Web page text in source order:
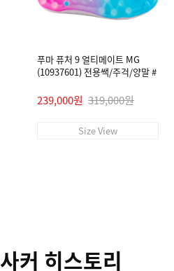
푸마 퓨처 9 얼티메이트 MG
(10937601) 전용쌕/주걱/양말 #
239,000원 319,000원
Size View
사커 히스토리